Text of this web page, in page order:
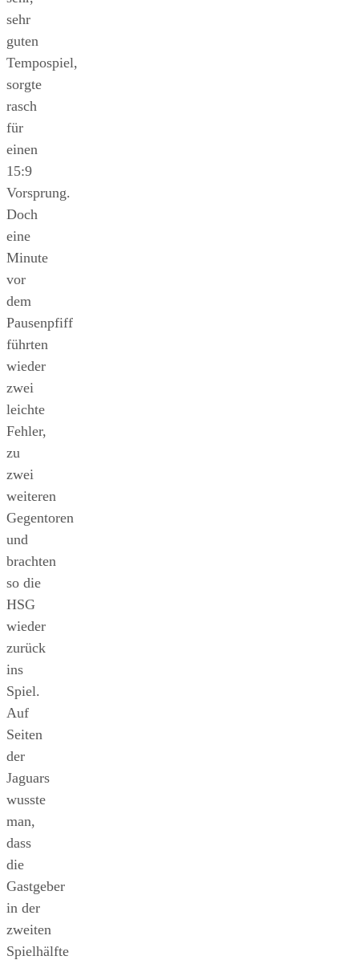
sehr
guten
Tempospiel,
sorgte
rasch
für
einen
15:9
Vorsprung.
Doch
eine
Minute
vor
dem
Pausenpfiff
führten
wieder
zwei
leichte
Fehler,
zu
zwei
weiteren
Gegentoren
und
brachten
so die
HSG
wieder
zurück
ins
Spiel.
Auf
Seiten
der
Jaguars
wusste
man,
dass
die
Gastgeber
in der
zweiten
Spielhälfte